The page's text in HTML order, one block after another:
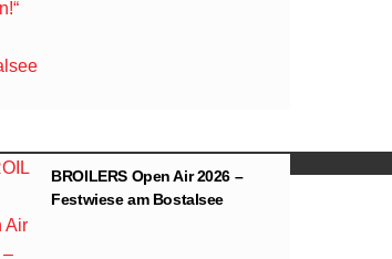
BROILERS Open Air 2026 –
Festwiese am Bostalsee